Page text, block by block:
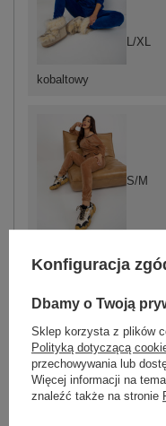
kobaltowy
L/XL
S/M
L/XL
Konfiguracja
Dbamy o Twoją
Sklep korzysta z plików
Polityką dotyczącą
przechowywania lub
Więcej informacji na
znaleźć także na stronie